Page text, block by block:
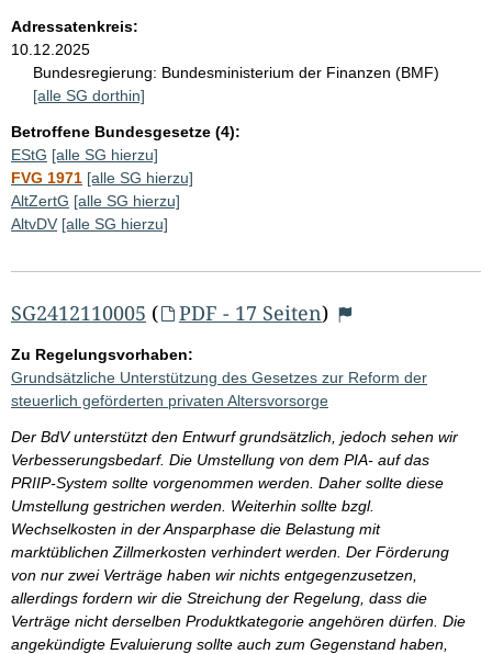
Adressatenkreis:
10.12.2025
Bundesregierung: Bundesministerium der Finanzen (BMF)
[alle SG dorthin]
Betroffene Bundesgesetze (4):
EStG [alle SG hierzu]
FVG 1971 [alle SG hierzu]
AltZertG [alle SG hierzu]
AltvDV [alle SG hierzu]
SG2412110005 ( PDF - 17 Seiten)
Zu Regelungsvorhaben:
Grundsätzliche Unterstützung des Gesetzes zur Reform der
steuerlich geförderten privaten Altersvorsorge
Der BdV unterstützt den Entwurf grundsätzlich, jedoch sehen wir
Verbesserungsbedarf. Die Umstellung von dem PIA- auf das
PRIIP-System sollte vorgenommen werden. Daher sollte diese
Umstellung gestrichen werden. Weiterhin sollte bzgl.
Wechselkosten in der Ansparphase die Belastung mit
marktüblichen Zillmerkosten verhindert werden. Der Förderung
von nur zwei Verträge haben wir nichts entgegenzusetzen,
allerdings fordern wir die Streichung der Regelung, dass die
Verträge nicht derselben Produktkategorie angehören dürfen. Die
angekündigte Evaluierung sollte auch zum Gegenstand haben,